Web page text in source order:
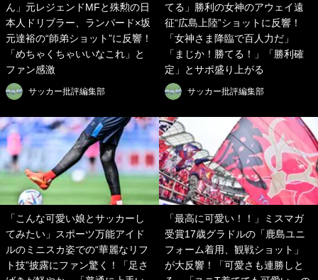
ん」元レジェンドMFと殊勲の日
本人ドリブラー、ランパード×坂
元達裕の“師弟ショット”に反響！
「めちゃくちゃいいなこれ」と
ファン感激
サッカー批評編集部
てる」勝利の女神のアウェイ遠
征“広島上陸”ショットに反響！
「女神さま降臨で百人力だ」
「まじか！勝てる！」「勝利確
定」とサポ盛り上がる
サッカー批評編集部
「こんな可愛い娘とサッカーし
てみたい」スポーツ万能アイド
ルのミニスカ姿での“華麗なリフ
ト技”披露にファン驚く！「足さ
「最高に可愛い！！」ミスマガ
受賞17歳グラドルの「鹿島ユニ
フォーム着用、観戦ショット」
が大反響！「可愛さも連勝しと